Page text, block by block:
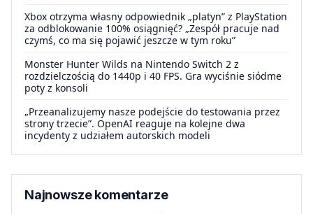
Xbox otrzyma własny odpowiednik „platyn” z PlayStation
za odblokowanie 100% osiągnięć? „Zespół pracuje nad
czymś, co ma się pojawić jeszcze w tym roku”
Monster Hunter Wilds na Nintendo Switch 2 z
rozdzielczością do 1440p i 40 FPS. Gra wyciśnie siódme
poty z konsoli
„Przeanalizujemy nasze podejście do testowania przez
strony trzecie”. OpenAI reaguje na kolejne dwa
incydenty z udziałem autorskich modeli
Najnowsze komentarze